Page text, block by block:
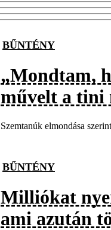
BŰNTÉNY
„Mondtam,
művelt a tini
Szemtanúk elmondása
BŰNTÉNY
Milliókat
ami azután